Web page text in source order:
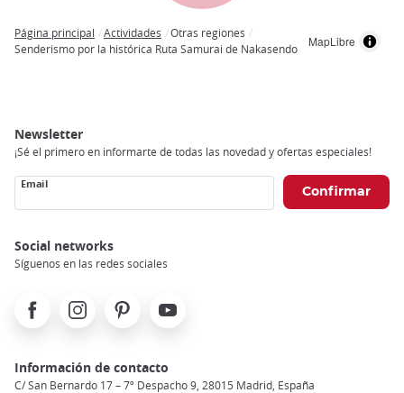
MapLibre
Breadcrumb
Página principal Actividades
Otras regiones
Senderismo por la histórica Ruta Samurai de Nakasendo
Newsletter
¡Sé el primero en informarte de todas las novedad y ofertas especiales!
Email
Social networks
Síguenos en las redes sociales
FacebookInstagramPinterest Youtube
Información de contacto
C/ San Bernardo 17 – 7º Despacho 9, 28015 Madrid, España